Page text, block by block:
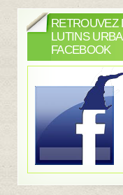
RETROUVEZ
LUTINS
FACEBOOK